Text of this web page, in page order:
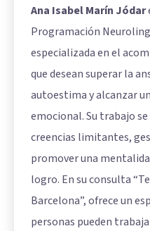
Ana Isabel Marín Jódar
Programación
especializada en el
que desean superar la
autoestima y alcanzar
emocional. Su trabajo
creencias limitantes,
promover una
logro. En su consulta
Barcelona”, ofrece un
personas pueden